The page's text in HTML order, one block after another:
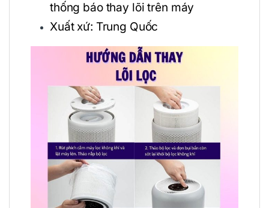
thống báo thay lõi trên máy
Xuất xứ: Trung Quốc